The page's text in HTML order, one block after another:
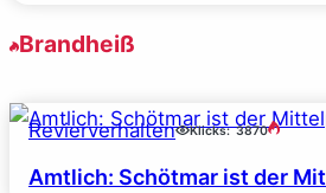
Brandheiß
Revierverhalten Klicks: 3870
Amtlich: Schötmar ist der